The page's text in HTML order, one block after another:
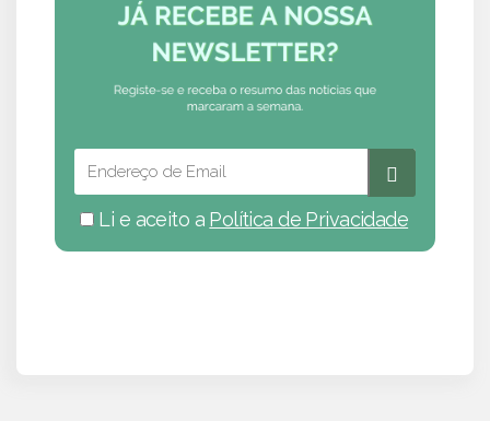
Li e aceito a Política de Privacidade